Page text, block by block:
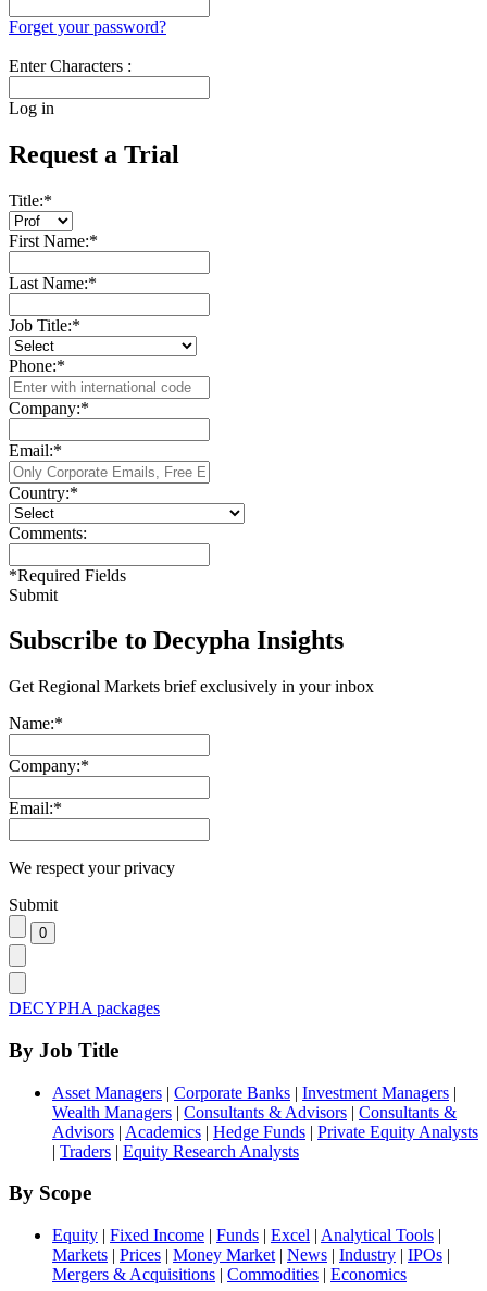
Forget your password?
Enter Characters :
Log in
Request a Trial
Title:*
First Name:*
Last Name:*
Job Title:*
Phone:*
Company:*
Email:*
Country:*
Comments:
*Required Fields
Submit
Subscribe to Decypha Insights
Get Regional Markets brief exclusively in your inbox
Name:*
Company:*
Email:*
We respect your privacy
Submit
DECYPHA packages
By Job Title
Asset Managers | Corporate Banks | Investment Managers |
Wealth Managers | Consultants & Advisors | Consultants &
Advisors | Academics | Hedge Funds | Private Equity Analysts
| Traders | Equity Research Analysts
By Scope
Equity | Fixed Income | Funds | Excel | Analytical Tools |
Markets | Prices | Money Market | News | Industry | IPOs |
Mergers & Acquisitions | Commodities | Economics